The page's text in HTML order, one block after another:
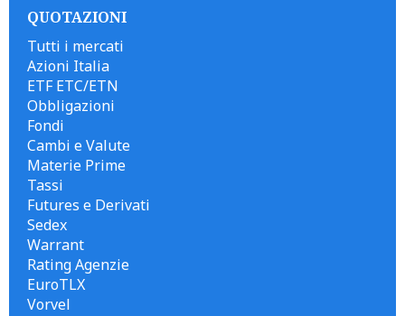
QUOTAZIONI
Tutti i mercati
Azioni Italia
ETF ETC/ETN
Obbligazioni
Fondi
Cambi e Valute
Materie Prime
Tassi
Futures e Derivati
Sedex
Warrant
Rating Agenzie
EuroTLX
Vorvel